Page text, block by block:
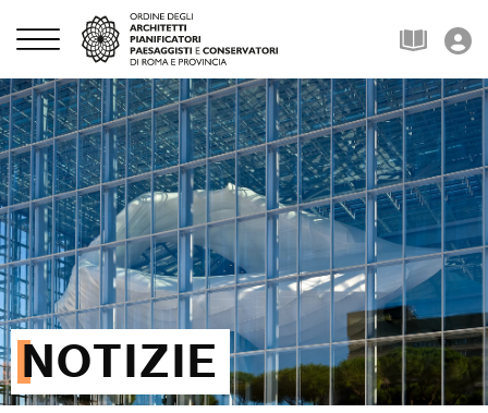
NOTIZIE